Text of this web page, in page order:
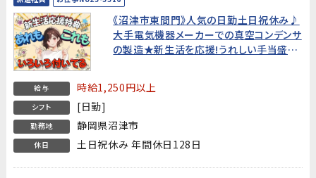
《沼津市東間門》人気の日勤土日祝休み♪
大手電気機器メーカーでの真空コンデンサ
の製造★新生活を応援!うれしい手当盛り
給与 時給1,250円以上
シフト [日勤]
勤務地 静岡県沼津市
休日 土日祝休み 年間休日128日